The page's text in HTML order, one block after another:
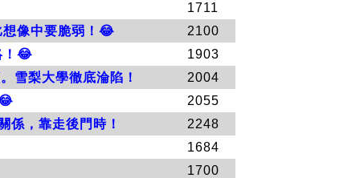
1711
像中要脆弱！😂
2100
！😂
1903
雪梨大學徹底淪陷！
2004
2055
係，靠走後門時！
2248
1684
1700